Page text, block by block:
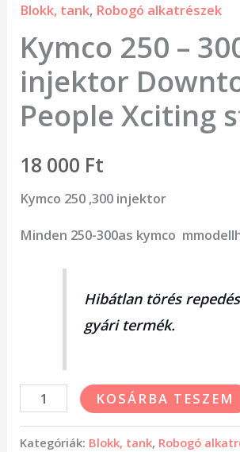
Blokk, tank, Robogó alkatrészek
Kymco 250 –
injektor
People Xciting
18 000 Ft
Kymco 250 ,300 injektor
Minden 250-300as kymco
Hibátlan törés
gyári termék.
KOSÁRBA TESZEM
Kategóriák: Blokk, tank, Robogó